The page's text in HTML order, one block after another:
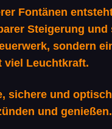
Fontänen
Steigerung und
sondern
viel Leuchtkraft.
sichere und
und genießen.